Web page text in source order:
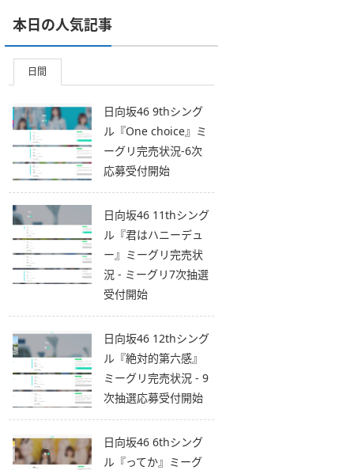
本日の人気記事
日間
日向坂46 9thシング
ル『One choice』ミ
ーグリ完売状況-6次
応募受付開始
日向坂46 11thシング
ル『君はハニーデュ
ー』ミーグリ完売状
況 - ミーグリ7次抽選
受付開始
日向坂46 12thシング
ル『絶対的第六感』
ミーグリ完売状況 - 9
次抽選応募受付開始
日向坂46 6thシング
ル『ってか』ミーグ